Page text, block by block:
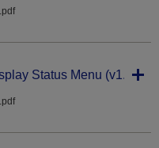
.pdf
Status Menu (v1.1.0)
.pdf